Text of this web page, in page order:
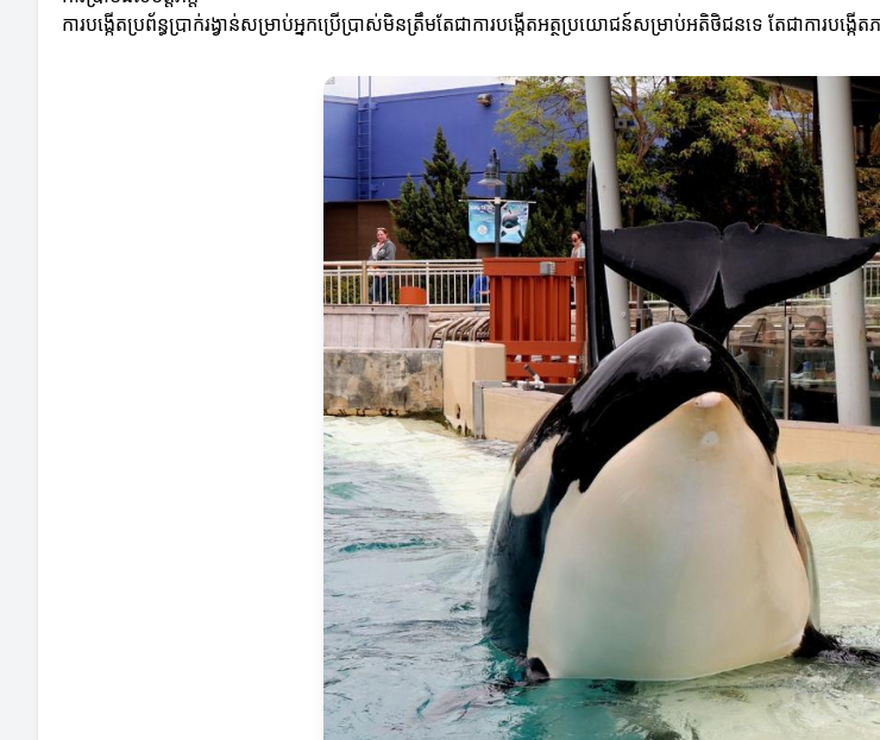
ការបង្កើតប្រព័ន្ធប្រាក់រង្វាន់សម្រាប់អ្នកប្រើប្រាស់មិនត្រឹមតែជាការបង្កើតអត្ថប្រយោជន៍សម្រាប់អតិថិជនទេ តែជាការ